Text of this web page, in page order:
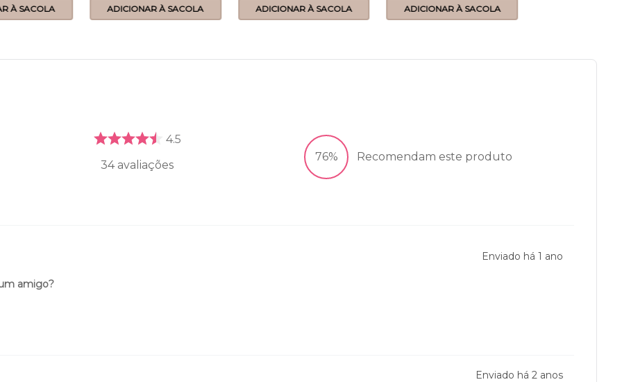
À SACOLA ADICIONAR À SACOLA ADICIONAR À SACOLA ADICIONAR À SACOLA
4.5
34avaliações
76% Recomendam este produto
Enviado há 1 ano
amigo?
Enviado há 2 anos